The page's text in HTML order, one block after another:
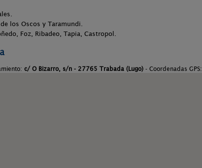
los Oscos y Taramundi.
Foz, Ribadeo, Tapia, Castropol.
c/ O Bizarro, s/n - 27765 Trabada (Lugo) - Coordenadas GPS: